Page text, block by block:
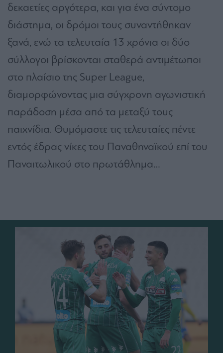
δεκαετίες αργότερα, και για ένα σύντομο
διάστημα, οι δρόμοι τους συναντήθηκαν
ξανά, ενώ τα τελευταία 13 χρόνια οι δύο
σύλλογοι βρίσκονται σταθερά αντιμέτωποι
στο πλαίσιο της Super League,
διαμορφώνοντας μια σύγχρονη αγωνιστική
παράδοση μέσα από τα μεταξύ τους
παιχνίδια. Θυμόμαστε τις τελευταίες πέντε
εντός έδρας νίκες του Παναθηναϊκού επί του
Παναιτωλικού στο πρωτάθλημα…